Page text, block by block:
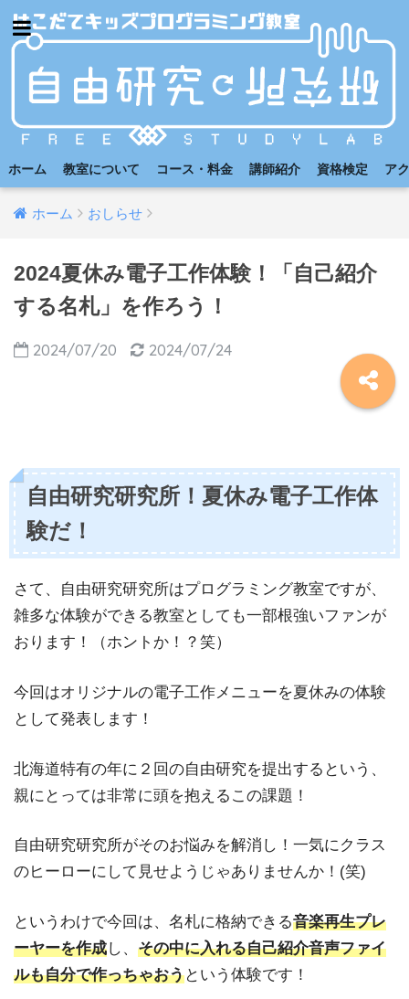
ホーム 教室について コース・料金 講師紹介 資格検定 ア
ホーム おしらせ
2024夏休み電子工作体験！「自己紹介
する名札」を作ろう！
2024/07/20 2024/07/24
自由研究研究所！夏休み電子工作体
験だ！
さて、自由研究研究所はプログラミング教室ですが、
雑多な体験ができる教室としても一部根強いファンが
おります！（ホントか！？笑）
今回はオリジナルの電子工作メニューを夏休みの体験
として発表します！
北海道特有の年に２回の自由研究を提出するという、
親にとっては非常に頭を抱えるこの課題！
自由研究研究所がそのお悩みを解消し！一気にクラス
のヒーローにして見せようじゃありませんか！(笑)
というわけで今回は、名札に格納できる音楽再生プレ
ーヤーを作成し、 その中に入れる自己紹介音声ファイ
ルも自分で作っちゃおうという体験です！